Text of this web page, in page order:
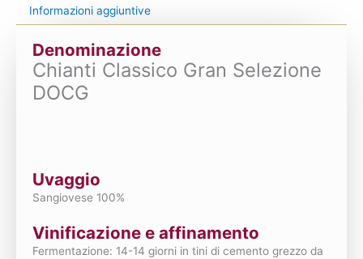
Informazioni aggiuntive
Denominazione
Chianti Classico Gran Selezione
DOCG
Uvaggio
Sangiovese 100%
Vinificazione e affinamento
Fermentazione: 14-14 giorni in tini di cemento grezzo da